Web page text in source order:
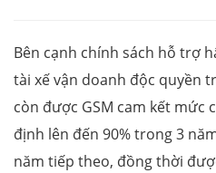
Bên cạnh chính sách hỗ trợ
tài xế vận doanh độc quyền
còn được GSM cam kết mức
định lên đến 90% trong 3
năm tiếp theo, đồng thời